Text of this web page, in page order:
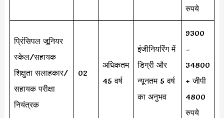
रुपये
प्रिंसिपल जूनियर
स्केल/सहायक
शिक्षुता सलाहकार/
सहायक परीक्षा
नियंत्रक
02
अधिकतम
45 वर्ष
इंजीनियरिंग में
डिग्री और
न्यूनतम 5 वर्ष
का अनुभव
9300
–
34800
+ जीपी
4800
रुपये